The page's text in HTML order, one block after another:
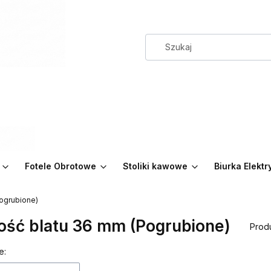
Fotele Obrotowe Stoliki kawowe Biurka
blatu 36 mm (Pogrubione)